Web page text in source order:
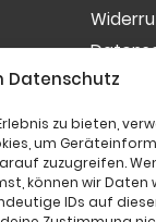
Datenschutz
zu bieten,
um
zuzugreifen.
können wir Daten
IDs auf
Cookies